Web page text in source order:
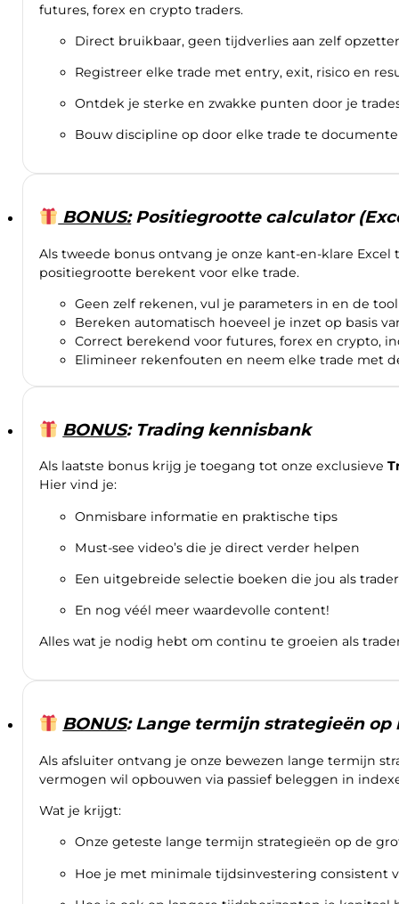
futures, forex en crypto traders.
Direct bruikbaar, geen tijdverlies aan zelf
Registreer elke trade met entry, exit, risico en
Ontdek je sterke en zwakke punten door je
Bouw discipline op door elke trade te
BONUS:Positiegrootte calculator
Als tweede bonus ontvang je onze kant-en-klare
positiegrootte berekent voor elke trade.
Geen zelf rekenen, vul je parameters in en de
Bereken automatisch hoeveel je inzet op basis
Correct berekend voor futures, forex en crypto,
Elimineer rekenfouten en neem elke trade met
BONUS: Trading kennisbank
Als laatste bonus krijg je toegang tot onze exclusieve
Hier vind je:
Onmisbare informatie en praktische tips
Must-see video’s die je direct verder helpen
Een uitgebreide selectie boeken die jou als
En nog véél meer waardevolle content!
Alles wat je nodig hebt om continu te groeien als
BONUS: Lange termijn strategieën op
Als afsluiter ontvang je onze bewezen lange termijn
vermogen wil opbouwen via passief beleggen in
Wat je krijgt:
Onze geteste lange termijn strategieën op de
Hoe je met minimale tijdsinvestering consistent